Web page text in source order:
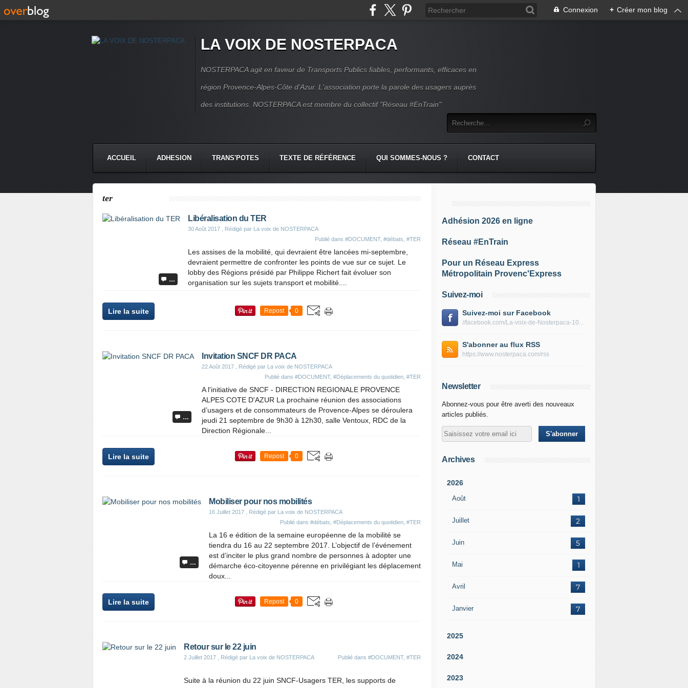
Connexion + Créer mon blog
LA VOIX DE NOSTERPACA
NOSTERPACA agit en faveur de Transports Publics fiables, performants, efficaces en
région Provence-Alpes-Côte d'Azur. L'association porte la parole des usagers auprès
des institutions. NOSTERPACA est membre du collectif "Réseau #EnTrain"
ACCUEIL ADHESION TRANS'POTES TEXTE DE RÉFÉRENCE QUI SOMMES-NOUS ? CONTACT
ter
…
Libéralisation du TER
30 Août 2017 , Rédigé par La voix de NOSTERPACA
Publié dans #DOCUMENT, #débats #TER
Les assises de la mobilité, qui devraient être lancées mi-septembre,
devraient permettre de confronter les points de vue sur ce sujet. Le
lobby des Régions présidé par Philippe Richert fait évoluer son
organisation sur les sujets transport et mobilité....
Lire la suite Repost 0
…
Invitation SNCF DR PACA
22 Août 2017 , Rédigé par La voix de NOSTERPACA
Publié dans #DOCUMENT, #Déplacements du quotidien #TER
A l'initiative de SNCF - DIRECTION REGIONALE PROVENCE
ALPES COTE D'AZUR La prochaine réunion des associations
d’usagers et de consommateurs de Provence-Alpes se déroulera
jeudi 21 septembre de 9h30 à 12h30, salle Ventoux, RDC de la
Direction Régionale...
Lire la suite Repost 0
…
Mobiliser pour nos mobilités
16 Juillet 2017 , Rédigé par La voix de NOSTERPACA
Publié dans #débats #Déplacements du quotidien #TER
La 16 e édition de la semaine européenne de la mobilité se
tiendra du 16 au 22 septembre 2017. L’objectif de l’événement
est d’inciter le plus grand nombre de personnes à adopter une
démarche éco-citoyenne pérenne en privilégiant les déplacement
doux...
Lire la suite Repost 0
Retour sur le 22 juin
2 Juillet 2017 , Rédigé par La voix de NOSTERPACA Publié dans #DOCUMENT, #TER
Suite à la réunion du 22 juin SNCF-Usagers TER, les supports de
Adhésion 2026 en ligne
Réseau #EnTrain
Pour un Réseau Express
Métropolitain Provenc'Express
Suivez-moi
Suivez-moi sur Facebook
//facebook.com/La-voix-de-Nosterpaca-106434384284735
S'abonner au flux RSS
https://www.nosterpaca.com/rss
Newsletter
Abonnez-vous pour être averti des nouveaux
articles publiés.
Archives
2026
Août 1
Juillet 2
Juin 5
Mai 1
Avril 7
Janvier 7
2025
2024
2023